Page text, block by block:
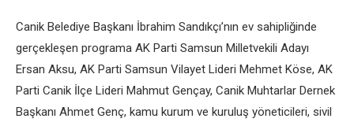
Canik Belediye Başkanı İbrahim Sandıkçı’nın ev sahipliğinde
gerçekleşen programa AK Parti Samsun Milletvekili Adayı
Ersan Aksu, AK Parti Samsun Vilayet Lideri Mehmet Köse, AK
Parti Canik İlçe Lideri Mahmut Gençay, Canik Muhtarlar Dernek
Başkanı Ahmet Genç, kamu kurum ve kuruluş yöneticileri, sivil